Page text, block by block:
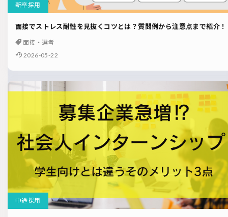
新卒採用
面接でストレス耐性を見抜くコツとは？質問例から注意点まで紹介！
面接・選考
2026-05-22
中途採用